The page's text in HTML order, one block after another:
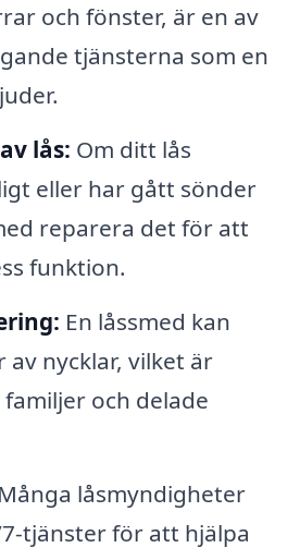
och fönster, är en av
tjänsterna som en
lås: Om ditt lås
eller har gått sönder
reparera det för att
funktion.
En låssmed kan
av nycklar, vilket är
och delade
Många låsmyndigheter
tjänster för att hjälpa